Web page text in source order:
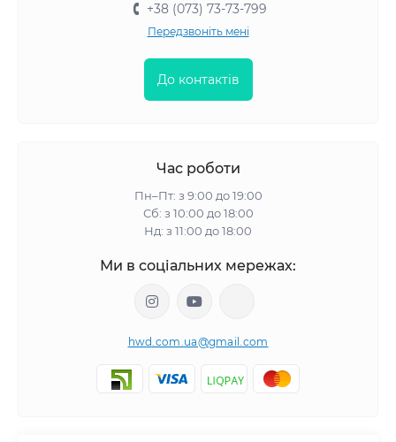
+38 (073) 73-73-799
Передзвоніть мені
До контактів
Час роботи
Пн–Пт: з 9:00 до 19:00
Сб: з 10:00 до 18:00
Нд: з 11:00 до 18:00
Ми в соціальних мережах:
hwd.com.ua@gmail.com